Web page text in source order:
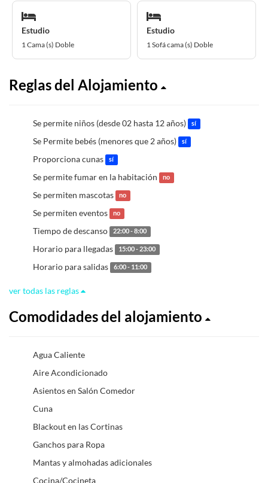
Estudio
1 Cama (s) Doble
Estudio
1 Sofá cama (s) Doble
Reglas del Alojamiento
Se permite niños (desde 02 hasta 12 años) sí
Se Permite bebés (menores que 2 años) sí
Proporciona cunas sí
Se permite fumar en la habitación no
Se permiten mascotas no
Se permiten eventos no
Tiempo de descanso 22:00 - 8:00
Horario para llegadas 15:00 - 23:00
Horario para salidas 6:00 - 11:00
ver todas las reglas
Comodidades del alojamiento
Agua Caliente
Aire Acondicionado
Asientos en Salón Comedor
Cuna
Blackout en las Cortinas
Ganchos para Ropa
Mantas y almohadas adicionales
Cocina/Cocineta